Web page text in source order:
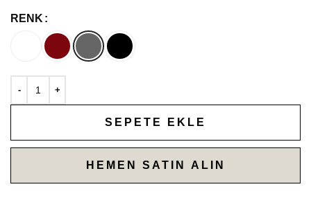
RENK
SEPETE EKLE
HEMEN SATIN ALIN